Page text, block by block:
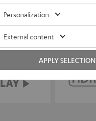
Personalization
External content
APPLY SELECTION